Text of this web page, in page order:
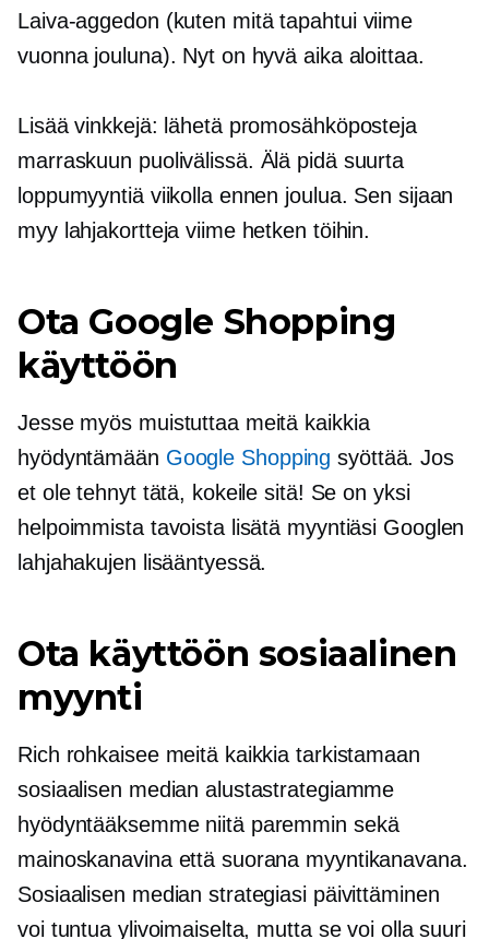
Laiva-aggedon (kuten mitä tapahtui viime
vuonna jouluna). Nyt on hyvä aika aloittaa.
Lisää vinkkejä: lähetä promosähköposteja
marraskuun puolivälissä. Älä pidä suurta
loppumyyntiä viikolla ennen joulua. Sen sijaan
myy lahjakortteja viime hetken töihin.
Ota Google Shopping
käyttöön
Jesse myös muistuttaa meitä kaikkia
hyödyntämään Google Shopping syöttää. Jos
et ole tehnyt tätä, kokeile sitä! Se on yksi
helpoimmista tavoista lisätä myyntiäsi Googlen
lahjahakujen lisääntyessä.
Ota käyttöön sosiaalinen
myynti
Rich rohkaisee meitä kaikkia tarkistamaan
sosiaalisen median alustastrategiamme
hyödyntääksemme niitä paremmin sekä
mainoskanavina että suorana myyntikanavana.
Sosiaalisen median strategiasi päivittäminen
voi tuntua ylivoimaiselta, mutta se voi olla suuri